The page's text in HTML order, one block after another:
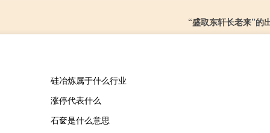
“盛取东轩长老来”的
硅冶炼属于什么行业
涨停代表什么
石奁是什么意思